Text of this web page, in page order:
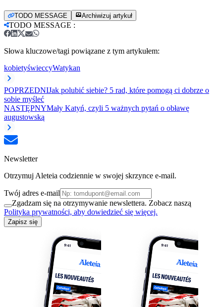
TODO MESSAGE Archiwizuj artykuł
TODO MESSAGE :
Słowa kluczowe/tagi powiązane z tym artykułem:
kobietyświeccyWatykan
POPRZEDNIJak polubić siebie? 5 rad, które pomogą ci dobrze o
sobie myśleć
NASTĘPNYMały Katyń, czyli 5 ważnych pytań o obławę
augustowską
Newsletter
Otrzymuj Aleteia codziennie w swojej skrzynce e-mail.
Twój adres e-mail
Zgadzam się na otrzymywanie newslettera. Zobacz naszą
Polityka prywatności, aby dowiedzieć się więcej.
Zapisz się